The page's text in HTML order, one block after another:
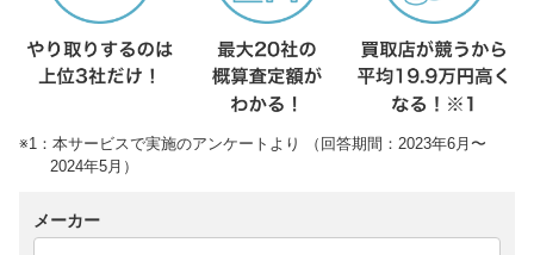
※1：本サービスで実施のアンケートより （回答期間：2023年6月〜
2024年5月）
メーカー